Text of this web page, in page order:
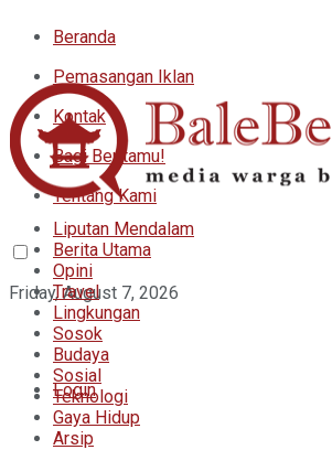
Beranda
Pemasangan Iklan
Kontak
Bagi Beritamu!
Tentang Kami
Friday, August 7, 2026
Login
Liputan Mendalam
Berita Utama
Opini
Travel
Lingkungan
Sosok
Budaya
Sosial
Teknologi
Gaya Hidup
Arsip